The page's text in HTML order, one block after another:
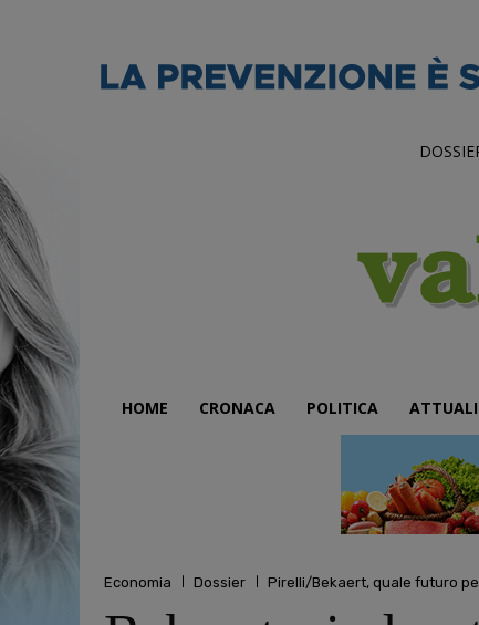
HOME CRONACA POLITICA
Economia Dossier Pirelli/Bekaert, quale futuro